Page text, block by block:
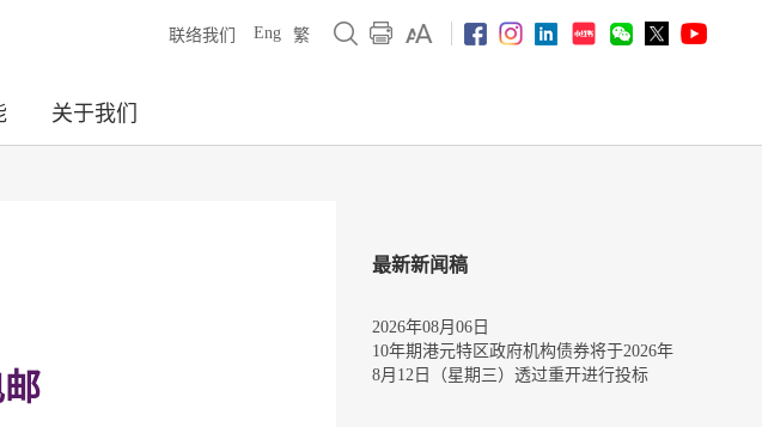
联络我们 Eng 繁
关于我们
最新新闻稿
2026年08月06日
10年期港元特区政府机构债券将于2026年
8月12日（星期三）透过重开进行投标